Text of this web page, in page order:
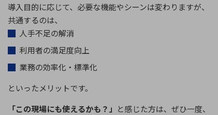
導入目的に応じて、必要な機能やシーンは変わりますが、
共通するのは、
人手不足の解消
利用者の満足度向上
業務の効率化・標準化
といったメリットです。
「この現場にも使えるかも？」 と感じた方は、ぜひ一度、